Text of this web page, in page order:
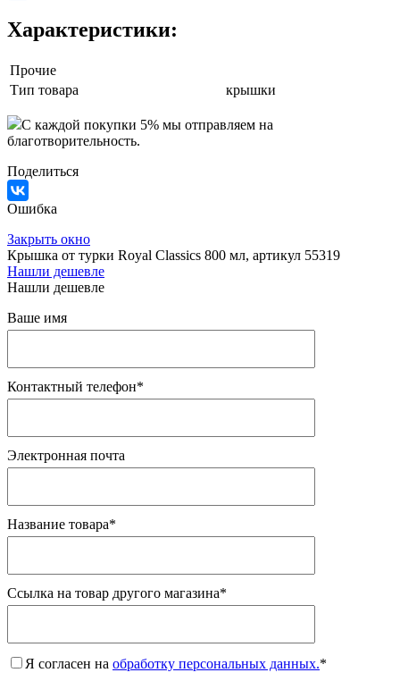
Характеристики:
Прочие
Тип товара
крышки
C каждой покупки 5% мы отправляем на
благотворительность.
Поделиться
Ошибка
Закрыть окно
Крышка от турки Royal Classics 800 мл, артикул 55319
Нашли дешевле
Нашли дешевле
Ваше имя
Контактный телефон*
Электронная почта
Название товара*
Ссылка на товар другого магазина*
Я согласен на обработку персональных данных.*